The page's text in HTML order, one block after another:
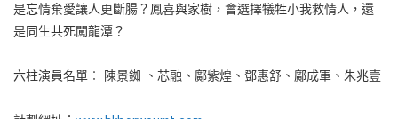
是忘情棄愛讓人更斷腸？鳳喜與家樹，會選擇犠牲小我救情人，還
是同生共死闖龍潭？
六柱演員名單︰ 陳景銣 、芯融、鄺紫煌、鄧惠舒、鄺成軍、朱兆壹